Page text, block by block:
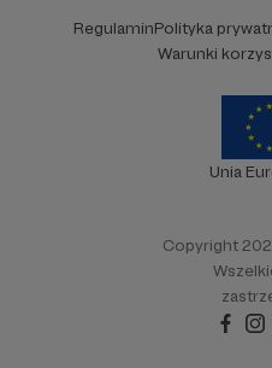
RegulaminPolityka
Warunki
Unia
Copyright